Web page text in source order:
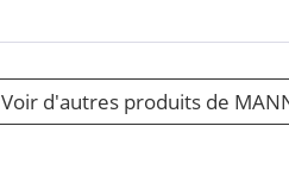
Voir d'autres produits de